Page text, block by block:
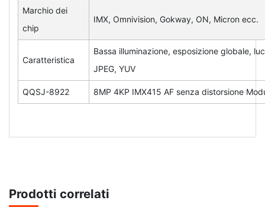
Marchio dei
chip
IMX, Omnivision, Gokway, ON, Micron ecc.
Caratteristica
Bassa illuminazione, esposizione globale,
JPEG, YUV
QQSJ-8922 8MP 4KP IMX415 AF senza distorsione
Prodotti correlati